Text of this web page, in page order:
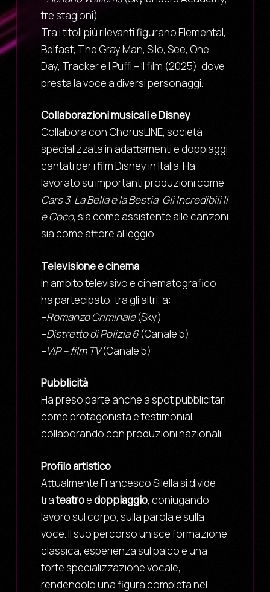
tre stagioni)
Tra i titoli più rilevanti figurano Elemental,
Belfast, The Gray Man, Silo, See, One
Day, Tracker e I Puffi – Il film (2025), dove
presta la voce a diversi personaggi.
Collaborazioni musicali e Disney
Collabora con ChorusLINE, società
specializzata in adattamenti e doppiaggi
cantati per i film Disney in Italia. Ha
lavorato su importanti produzioni come
Cars 3, La Bella e la Bestia, Gli Incredibili II
e Coco, sia come assistente alle canzoni
sia come attore al leggio.
Televisione e cinema
In ambito televisivo e cinematografico
ha partecipato, tra gli altri, a:
–Romanzo Criminale(Sky)
–Distretto di Polizia 6(Canale 5)
–VIP – film TV(Canale 5)
Pubblicità
Ha preso parte anche a spot pubblicitari
come protagonista e testimonial,
collaborando con produzioni nazionali.
Profilo artistico
Attualmente Francesco Silella si divide
trateatroedoppiaggio, coniugando
lavoro sul corpo, sulla parola e sulla
voce. Il suo percorso unisce formazione
classica, esperienza sul palco e una
forte specializzazione vocale,
rendendolo una figura completa nel